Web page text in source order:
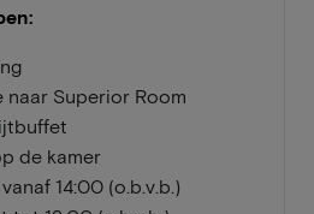
naar Superior Room
de kamer
14:00 (o.b.v.b.)